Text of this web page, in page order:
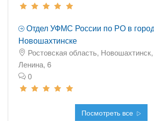
Отдел УФМС России по РО в
Новошахтинске
Ростовская область,
Ленина, 6
0
Посмотреть все